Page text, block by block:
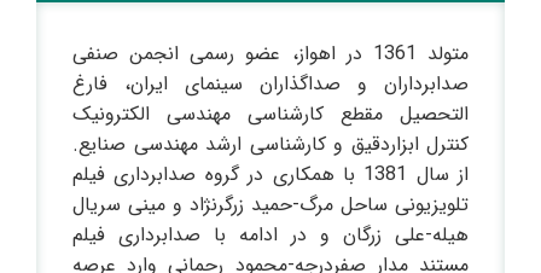
متولد 1361 در اهواز، عضو رسمی انجمن صنفی
صدابرداران و صداگذاران سینمای ایران، فارغ
التحصیل مقطع کارشناسی مهندسی الکترونیک
کنترل ابزاردقیق و کارشناسی ارشد مهندسی صنایع.
از سال 1381 با همکاری در گروه صدابرداری فیلم
تلویزیونی ساحل مرگ-حمید زرگرنژاد و مینی سریال
هیله-علی زرگان و در ادامه با صدابرداری فیلم
مستند مدار صفردرجه-محمود رحمانی وارد عرصه